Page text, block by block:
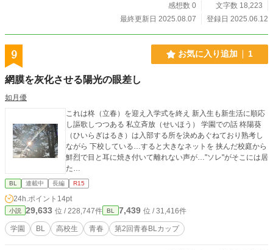
感想数 0
文字数 18,223
最終更新日 2025.08.07
登録日 2025.06.12
9 お気に入り追加 1
網膜を灰化させる陽光の眼差し
如月優
これは柊（立春）を迎え入学式を終え 新入生も新生活に順応
し謳歌しつつある 私立斉放（せいほう） 学園での話 柊陽葵
（ひいらぎはるき）は入部する所を決めあぐねており熟考し
ながら 下校している…すると大きなネットを 挟んだ校庭から
鮮烈で目と耳に焼き付いて離れない声が…"ソレ"がそこには居
た…
BL 連載中 長編 R15
24h.ポイント 14pt
小説 29,633 位 / 228,747件 BL 7,439 位 / 31,416件
学園 BL 高校生 青春 第2回青春BLカップ